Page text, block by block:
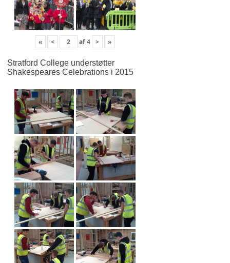
« < af4 > »
Stratford College understøtter
Shakespeares Celebrations i 2015